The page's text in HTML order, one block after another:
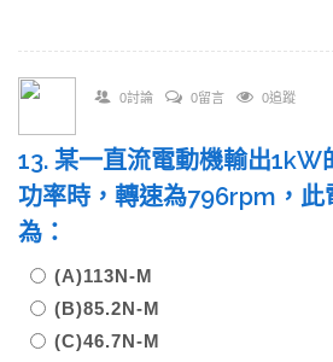
0討論 0留言 0追蹤
13. 某一直流電動機輸出1kW
功率時，轉速為796rpm，此
為：
(A)113N-M
(B)85.2N-M
(C)46.7N-M